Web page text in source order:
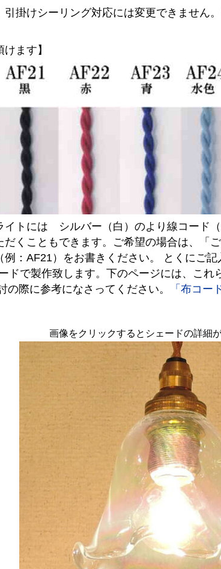
掛けシーリング対応には変更できません
ます】
イトには シルバー（白）のより線コード
くこともできます。ご希望の場合は、「
：AF21）をお書きください。 とくにご
ドで製作致します。下のページには、こ
の際に参考になさってください。
「布コー
画像をクリックするとシェードの詳細